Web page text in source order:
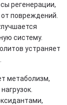
регенерации,
повреждений.
систему.
устраняет
метаболизм,